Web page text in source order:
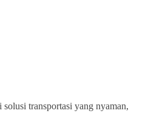
transportasi yang nyaman,